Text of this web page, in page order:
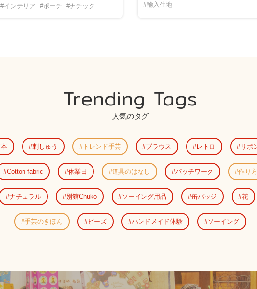
#インテリア #ポーチ #ナチック
#輸入生地
Trending Tags
人気のタグ
本 刺しゅう トレンド手芸 ブラウス レトロ リボ
Cotton fabric 休業日 道具のはなし パッチワーク 作り
ナチュラル 別館Chuko ソーイング用品 缶バッジ 花
手芸のきほん ビーズ ハンドメイド体験 ソーイング